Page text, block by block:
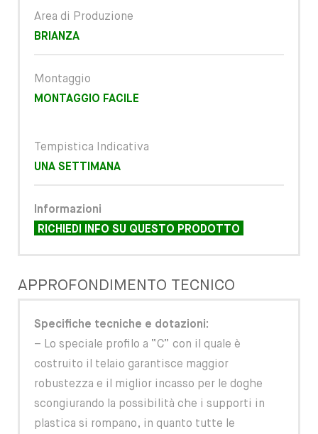
Area di Produzione
BRIANZA
Montaggio
MONTAGGIO FACILE
Tempistica Indicativa
UNA SETTIMANA
Informazioni
RICHIEDI INFO SU QUESTO PRODOTTO
APPROFONDIMENTO TECNICO
Specifiche tecniche e dotazioni:
– Lo speciale profilo a “C” con il quale è
costruito il telaio garantisce maggior
robustezza e il miglior incasso per le doghe
scongiurando la possibilità che i supporti in
plastica si rompano, in quanto tutte le